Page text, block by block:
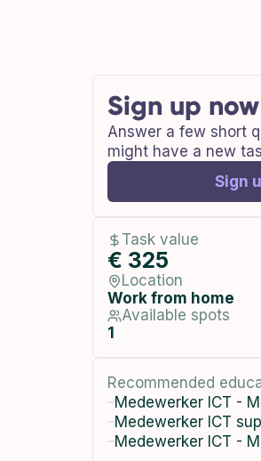
Sign up now
Answer a few short
might have a new
Sign
Task value
€ 325
Location
Work from home
Available spots
1
Recommended
Medewerker ICT -
Medewerker ICT
Medewerker ICT -